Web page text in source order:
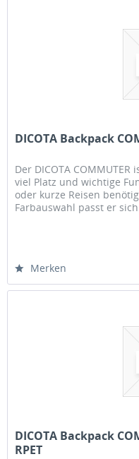
DICOTA Backpack
Der DICOTA
viel Platz und wichtige
oder kurze Reisen
Farbauswahl passt er
Merken
DICOTA Backpack
RPET